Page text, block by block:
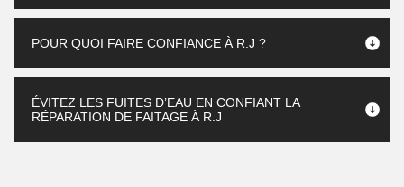
POUR QUOI FAIRE CONFIANCE À R.J ?
ÉVITEZ LES FUITES D’EAU EN CONFIANT LA
RÉPARATION DE FAITAGE À R.J